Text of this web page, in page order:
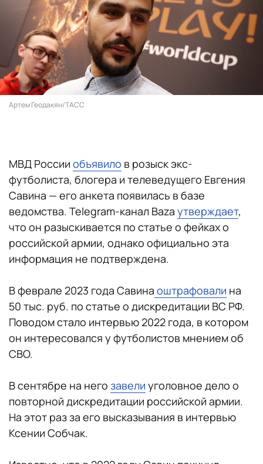
Артем Геодакян/ТАСС
МВД России объявило в розыск экс-
футболиста, блогера и телеведущего Евгения
Савина — его анкета появилась в базе
ведомства. Telegram-канал Baza утверждает,
что он разыскивается по статье о фейках о
российской армии, однако официально эта
информация не подтверждена.
В феврале 2023 года Савина оштрафовали на
50 тыс. руб. по статье о дискредитации ВС РФ.
Поводом стало интервью 2022 года, в котором
он интересовался у футболистов мнением об
СВО.
В сентябре на него завели уголовное дело о
повторной дискредитации российской армии.
На этот раз за его высказывания в интервью
Ксении Собчак.